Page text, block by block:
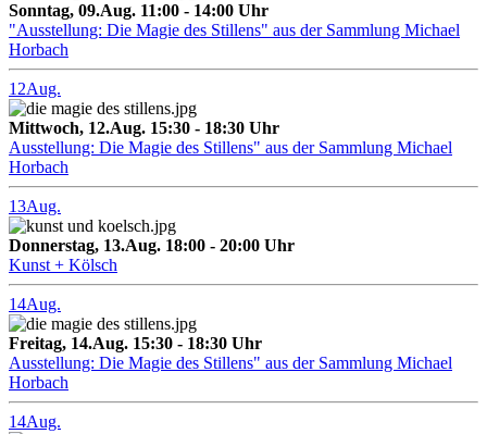
Sonntag, 09.Aug. 11:00 - 14:00 Uhr
"Ausstellung: Die Magie des Stillens" aus der Sammlung Michael
Horbach
12Aug.
Mittwoch, 12.Aug. 15:30 - 18:30 Uhr
Ausstellung: Die Magie des Stillens" aus der Sammlung Michael
Horbach
13Aug.
Donnerstag, 13.Aug. 18:00 - 20:00 Uhr
Kunst + Kölsch
14Aug.
Freitag, 14.Aug. 15:30 - 18:30 Uhr
Ausstellung: Die Magie des Stillens" aus der Sammlung Michael
Horbach
14Aug.